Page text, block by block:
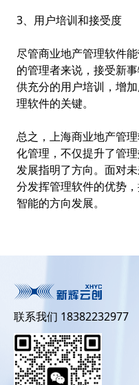
3、用户培训和接受度
尽管商业地产管理软件
的管理者来说，接受新
供充分的用户培训，增
理软件的关键。
总之，上海商业地产管
化管理，不仅提升了管
发展指明了方向。面对
分发挥管理软件的优势
智能的方向发展。
联系我们 18382232977